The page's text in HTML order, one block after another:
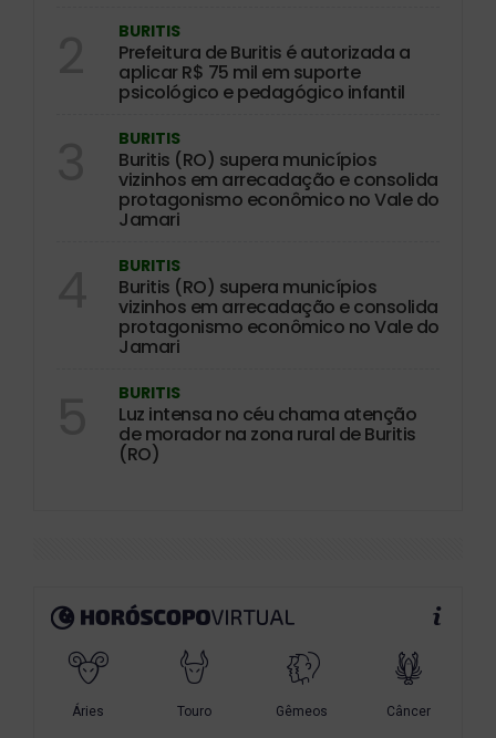
BURITIS
Prefeitura de Buritis é autorizada a
aplicar R$ 75 mil em suporte
psicológico e pedagógico infantil
BURITIS
Buritis (RO) supera municípios
vizinhos em arrecadação e consolida
protagonismo econômico no Vale do
Jamari
BURITIS
Buritis (RO) supera municípios
vizinhos em arrecadação e consolida
protagonismo econômico no Vale do
Jamari
BURITIS
Luz intensa no céu chama atenção
de morador na zona rural de Buritis
(RO)